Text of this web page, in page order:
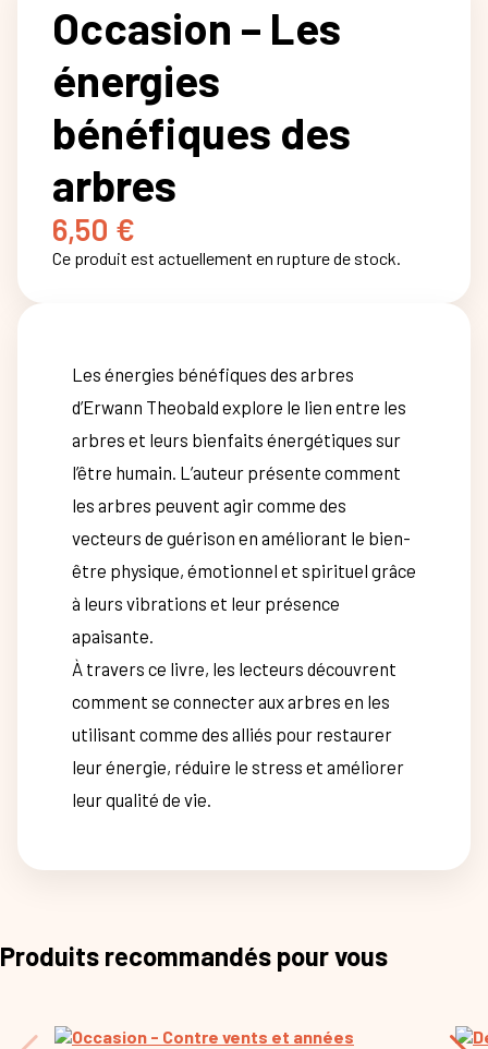
Occasion – Les
énergies
bénéfiques des
arbres
6,50 €
Ce produit est actuellement en rupture de stock.
Les énergies bénéfiques des arbres
d’Erwann Theobald explore le lien entre les
arbres et leurs bienfaits énergétiques sur
l’être humain. L’auteur présente comment
les arbres peuvent agir comme des
vecteurs de guérison en améliorant le bien-
être physique, émotionnel et spirituel grâce
à leurs vibrations et leur présence
apaisante.
À travers ce livre, les lecteurs découvrent
comment se connecter aux arbres en les
utilisant comme des alliés pour restaurer
leur énergie, réduire le stress et améliorer
leur qualité de vie.
Produits recommandés pour vous